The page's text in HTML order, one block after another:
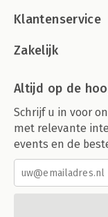
Klantenservice
Zakelijk
Altijd op de
Schrijf u in voor
met relevante
events en de